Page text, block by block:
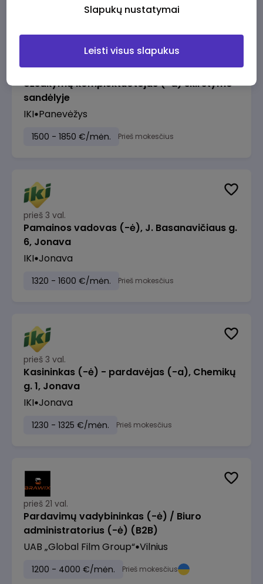
prieš 2 val.
Užsakymų komplektuotojas (-a) skirstymo
sandėlyje
IKI Panevėžys
1500 - 1850 €/mėn. Prieš mokesčius
prieš 3 val.
Pamainos vadovas (-ė), J. Basanavičiaus g.
6, Jonava
IKI Jonava
1320 - 1600 €/mėn. Prieš mokesčius
prieš 3 val.
Kasininkas (-ė) - pardavėjas (-a), Chemikų
g. 1, Jonava
IKI Jonava
1230 - 1325 €/mėn. Prieš mokesčius
prieš 21 val.
Pardavimų vadybininkas (-ė) / Biuro
administratorius (-ė) (B2B)
UAB „Global Film Group“ Vilnius
1200 - 4000 €/mėn. Prieš mokesčius
Slapukų nustatymai
Leisti visus slapukus